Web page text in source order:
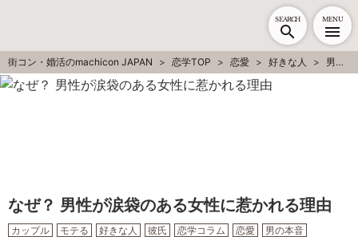
SEARCH MENU
街コン・婚活のmachicon JAPAN 恋学TOP 恋愛 好きな人 男性心理
なぜ？ 男性が涙袋のある女性に惹かれる理由
カップル モテる 好きな人 彼氏 恋学コラム 恋愛
男の本音